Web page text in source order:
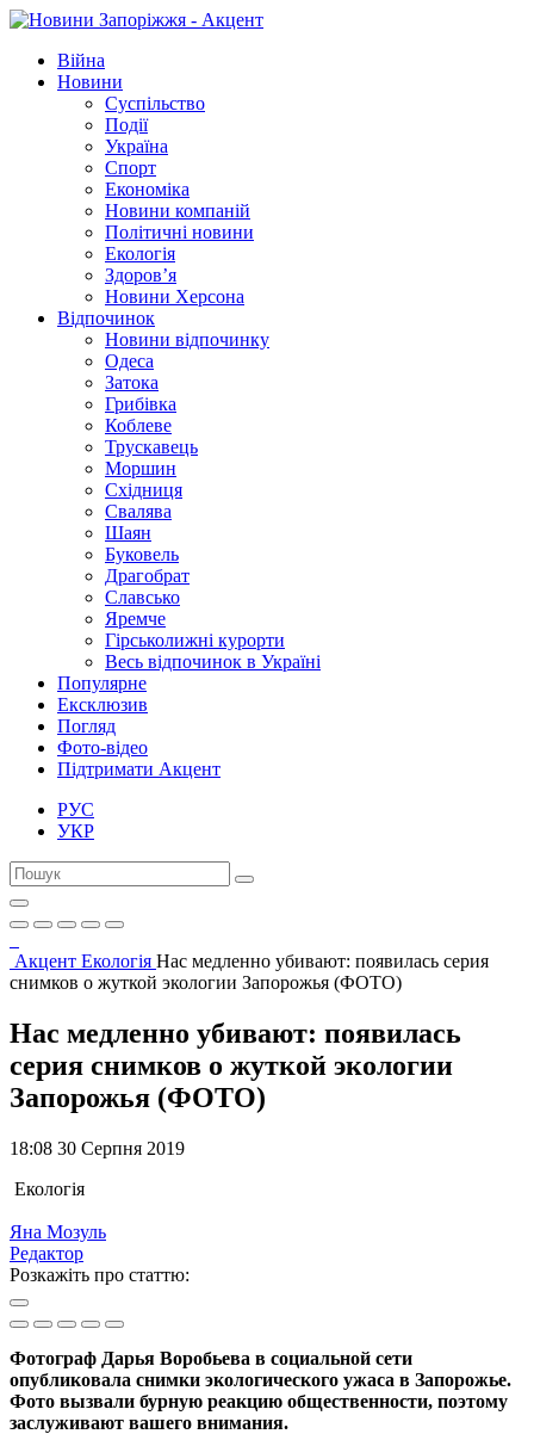
Війна
Новини
Суспільство
Події
Україна
Спорт
Економіка
Новини компаній
Політичні новини
Екологія
Здоров’я
Новини Херсона
Відпочинок
Новини відпочинку
Одеса
Затока
Грибівка
Коблеве
Трускавець
Моршин
Східниця
Свалява
Шаян
Буковель
Драгобрат
Славсько
Яремче
Гірськолижні курорти
Весь відпочинок в Україні
Популярне
Ексклюзив
Погляд
Фото-відео
Підтримати Акцент
РУС
УКР
Акцент Екологія Нас медленно убивают: появилась серия
снимков о жуткой экологии Запорожья (ФОТО)
Нас медленно убивают: появилась
серия снимков о жуткой экологии
Запорожья (ФОТО)
18:08 30 Серпня 2019
Екологія
Яна Мозуль
Редактор
Розкажіть про статтю:
Фотограф Дарья Воробьева в социальной сети
опубликовала снимки экологического ужаса в Запорожье.
Фото вызвали бурную реакцию общественности, поэтому
заслуживают вашего внимания.